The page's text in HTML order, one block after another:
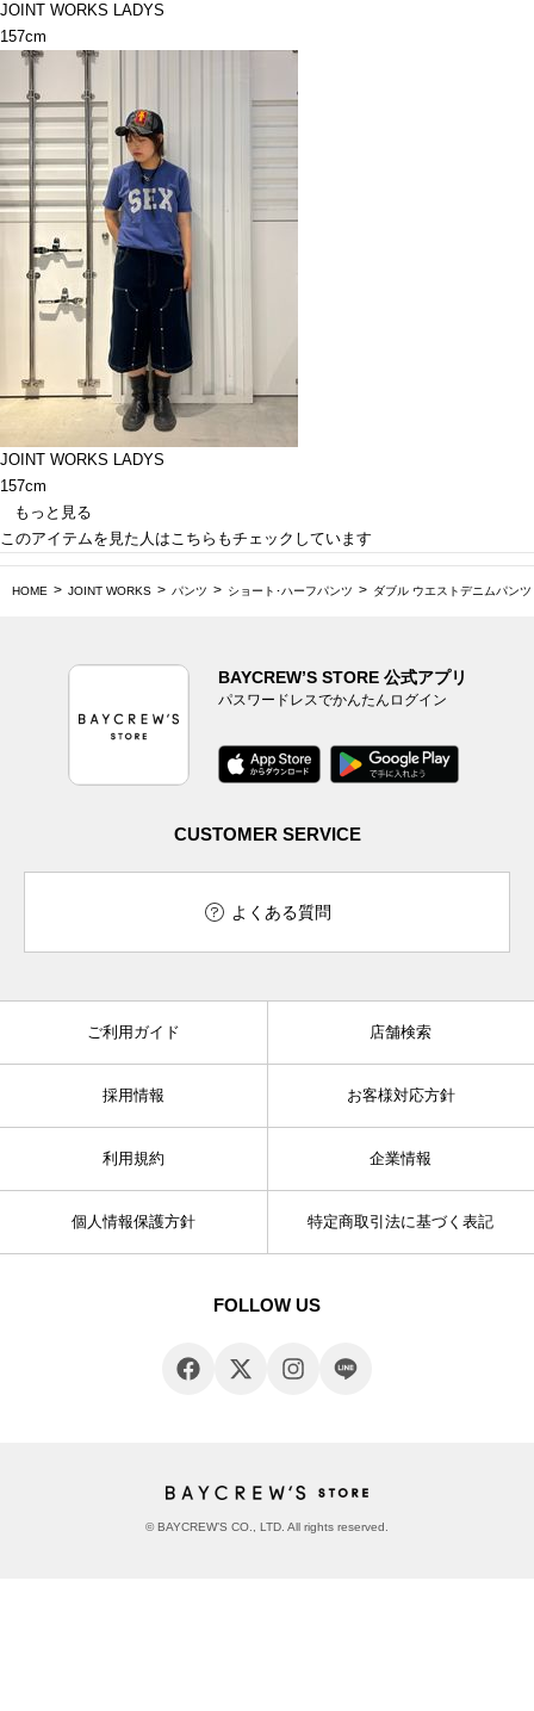
JOINT WORKS LADYS
157cm
JOINT WORKS LADYS
157cm
もっと見る
このアイテムを見た人はこちらもチェックしています
HOME JOINT WORKS パンツ ショート･ハーフパンツ ダブル ウエストデニムパン
BAYCREW’S STORE 公式アプリ
パスワードレスでかんたんログイン
CUSTOMER SERVICE
よくある質問
ご利用ガイド 店舗検索
採用情報 お客様対応方針
利用規約 企業情報
個人情報保護方針 特定商取引法に基づく表記
FOLLOW US
© BAYCREW’S CO., LTD. All rights reserved.